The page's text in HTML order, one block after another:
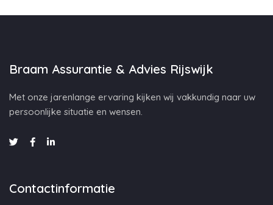
Braam Assurantie & Advies Rijswijk
Met onze jarenlange ervaring kijken wij vakkundig naar uw
persoonlijke situatie en wensen.
Contactinformatie